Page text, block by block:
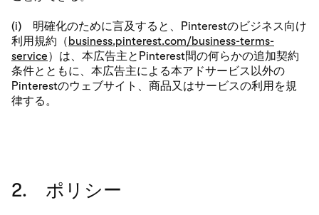
(i) 明確化のために言及すると、Pinterestのビジネス向け
利用規約（business.pinterest.com/business-terms-
service）は、本広告主とPinterest間の何らかの追加契約
条件とともに、本広告主による本アドサービス以外の
Pinterestのウェブサイト、商品又はサービスの利用を規
律する。
2. ポリシー